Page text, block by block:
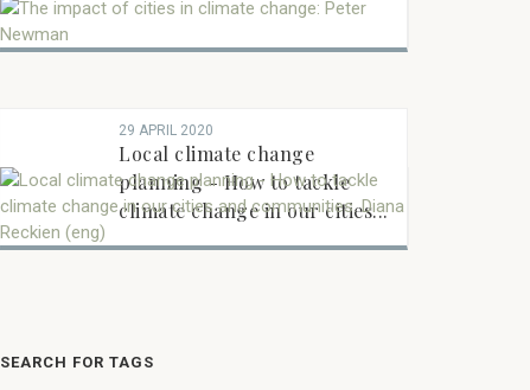
29 APRIL 2020
Local climate change
planning - How to tackle
climate change in our cities...
SEARCH FOR TAGS